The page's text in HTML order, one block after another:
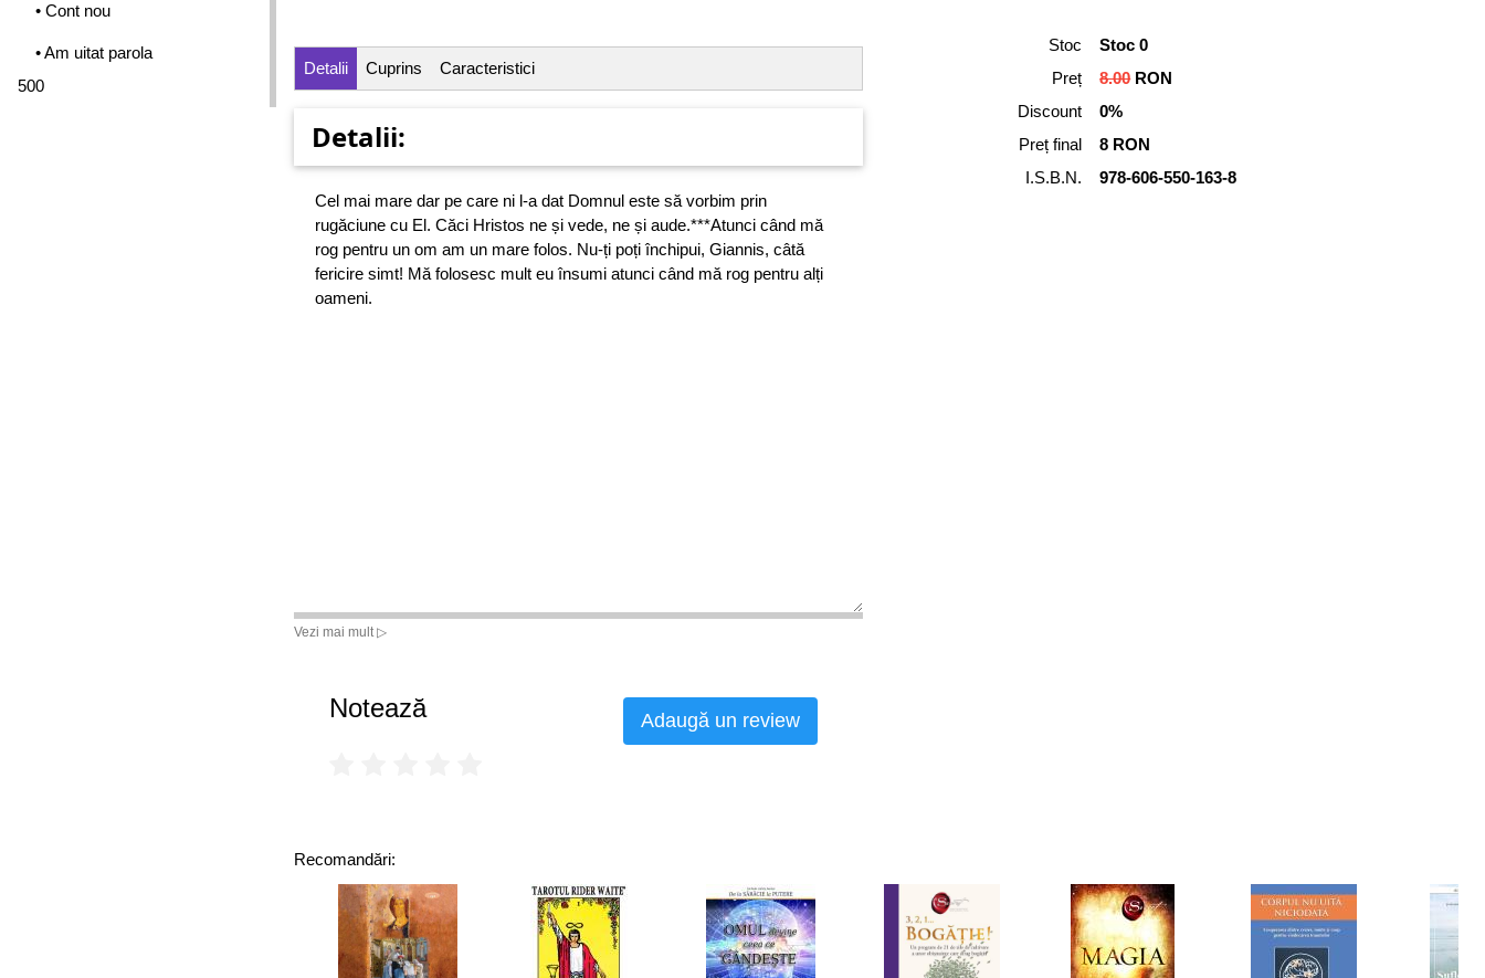
• Cont nou
• Am uitat parola
500
Detalii Cuprins Caracteristici
Detalii:
Cel mai mare dar pe care ni l-a dat Domnul este să vorbim prin
rugăciune cu El. Căci Hristos ne și vede, ne și aude.***Atunci când mă
rog pentru un om am un mare folos. Nu-ți poți închipui, Giannis, câtă
fericire simt! Mă folosesc mult eu însumi atunci când mă rog pentru alți
oameni.
Vezi mai mult ▷
Stoc
Stoc 0
Preț
8.00RON
Discount
0%
Preț final
8 RON
I.S.B.N.
978-606-550-163-8
Notează Adaugă un review
Recomandări: